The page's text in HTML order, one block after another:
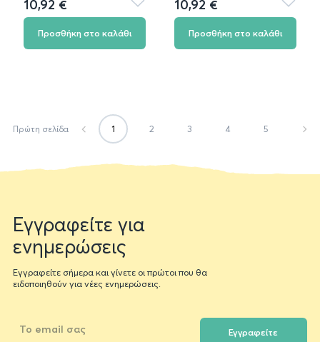
10,92 €
Προσθήκη
στα
Προσθήκη στο καλάθι
10,92 €
στα
Προσθήκη στο καλάθι
Πρώτη σελίδα 1 2 3 4 5
Newsletter
form
Εγγραφείτε για
ενημερώσεις
Εγγραφείτε σήμερα και γίνετε οι πρώτοι που θα
ειδοποιηθούν για νέες ενημερώσεις.
Εγγραφείτε